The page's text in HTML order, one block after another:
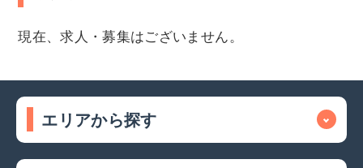
現在、求人・募集はございません。
エリアから探す